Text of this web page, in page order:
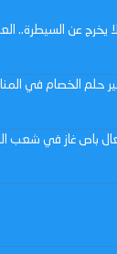
يخرج عن السيطرة..
حلم الخصام في
باص غاز في شعب